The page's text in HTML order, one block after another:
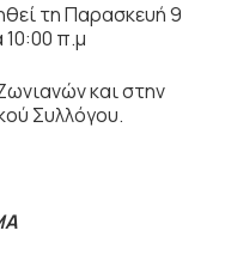
τη Παρασκευή 9
π.μ
και στην
Συλλόγου.